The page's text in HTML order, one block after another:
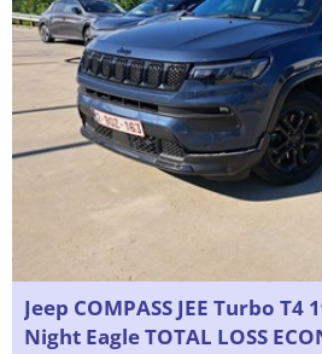
Jeep COMPASS JEE Turbo T4
Night Eagle TOTAL LOSS